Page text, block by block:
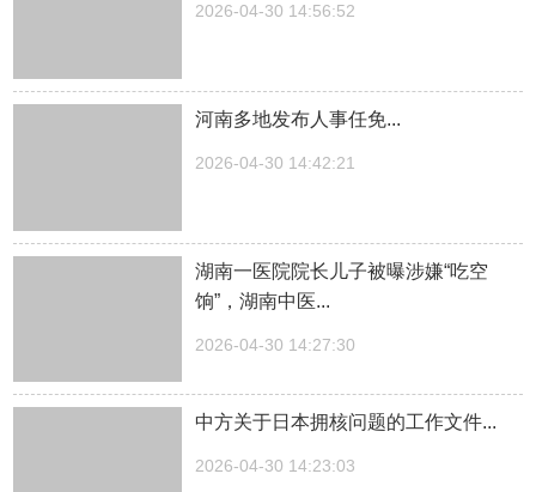
2026-04-30 14:56:52
河南多地发布人事任免...
2026-04-30 14:42:21
湖南一医院院长儿子被曝涉嫌“吃空
饷”，湖南中医...
2026-04-30 14:27:30
中方关于日本拥核问题的工作文件...
2026-04-30 14:23:03